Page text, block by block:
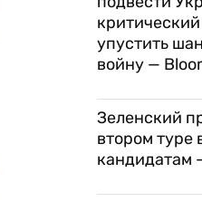
упустить
войну —
Зеленский
втором туре
кандидатам